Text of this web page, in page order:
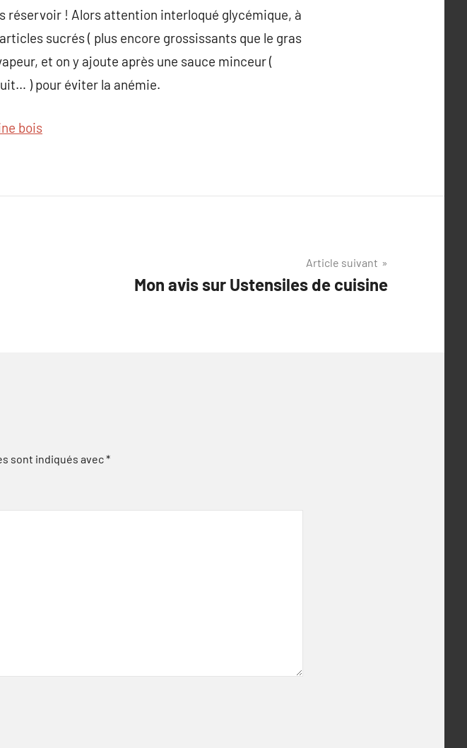
réservoir ! Alors attention interloqué glycémique, à
sucrés ( plus encore grossissants que le gras
et on y ajoute après une sauce minceur (
) pour éviter la anémie.
bois
Article suivant
Mon avis sur Ustensiles de cuisine
sont indiqués avec*